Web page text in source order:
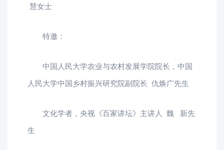
慧女士
特邀：
中国人民大学农业与农村发展学院院长，中国
人民大学中国乡村振兴研究院副院长 仇焕广先生
文化学者，央视《百家讲坛》主讲人 魏 新先
生